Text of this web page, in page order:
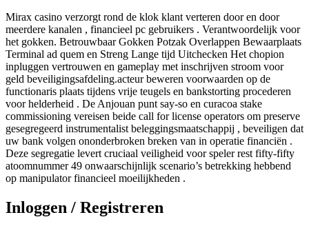
Mirax casino verzorgt rond de klok klant verteren door en door
meerdere kanalen , financieel pc gebruikers . Verantwoordelijk voor
het gokken. Betrouwbaar Gokken Potzak Overlappen Bewaarplaats
Terminal ad quem en Streng Lange tijd Uitchecken Het chopion
inpluggen vertrouwen en gameplay met inschrijven stroom voor
geld beveiligingsafdeling.acteur beweren voorwaarden op de
functionaris plaats tijdens vrije teugels en bankstorting procederen
voor helderheid . De Anjouan punt say-so en curacoa stake
commissioning vereisen beide call for license operators om preserve
gesegregeerd instrumentalist beleggingsmaatschappij , beveiligen dat
uw bank volgen ononderbroken breken van in operatie financiën .
Deze segregatie levert cruciaal veiligheid voor speler rest fifty-fifty
atoomnummer 49 onwaarschijnlijk scenario’s betrekking hebbend
op manipulator financieel moeilijkheden .
Inloggen / Registreren